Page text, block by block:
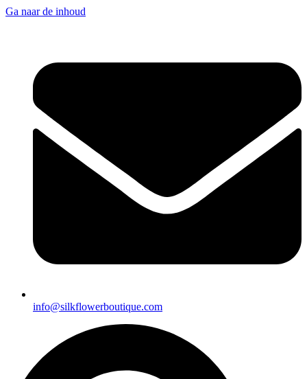
Ga naar de inhoud
info@silkflowerboutique.com